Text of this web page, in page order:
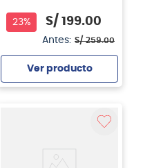
23% S/ 199.00
Antes: S/ 259.00
Ver producto